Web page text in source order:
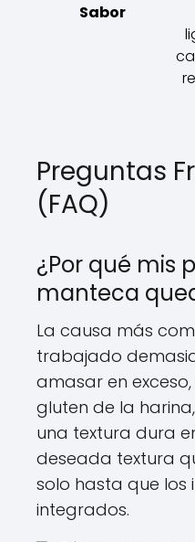
Sabor
Preguntas
(FAQ)
¿Por qué mis
manteca
La causa más
trabajado
amasar en
gluten de la
una textura dura
deseada textura
solo hasta que los
integrados.